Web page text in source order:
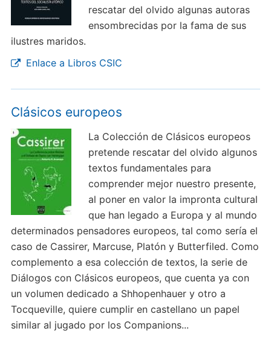
rescatar del olvido algunas autoras
ensombrecidas por la fama de sus
ilustres maridos.
Enlace a Libros CSIC
Clásicos europeos
La Colección de Clásicos europeos
pretende rescatar del olvido algunos
textos fundamentales para
comprender mejor nuestro presente,
al poner en valor la impronta cultural
que han legado a Europa y al mundo
determinados pensadores europeos, tal como sería el
caso de Cassirer, Marcuse, Platón y Butterfiled. Como
complemento a esa colección de textos, la serie de
Diálogos con Clásicos europeos, que cuenta ya con
un volumen dedicado a Shhopenhauer y otro a
Tocqueville, quiere cumplir en castellano un papel
similar al jugado por los Companions...